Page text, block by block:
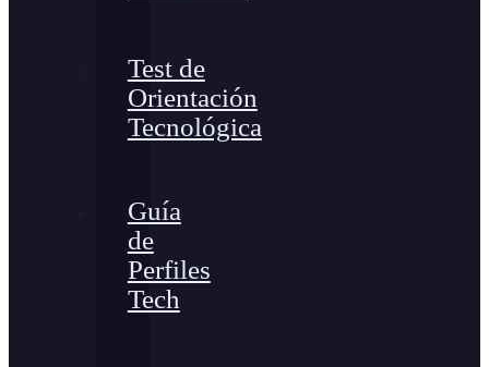
Test de
Orientación
Tecnológica
Guía
de
Perfiles
Tech